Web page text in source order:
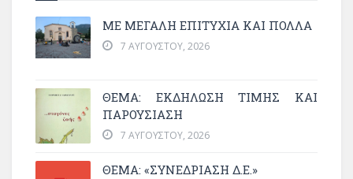
ΜΕ ΜΕΓΆΛΗ ΕΠΙΤΥΧΊΑ ΚΑΙ ΠΟΛΛΆ
7 ΑΥΓΟΎΣΤΟΥ, 2026
ΘΈΜΑ: ΕΚΔΉΛΩΣΗ ΤΙΜΉΣ ΚΑΙ
ΠΑΡΟΥΣΊΑΣΗ
7 ΑΥΓΟΎΣΤΟΥ, 2026
ΘΕΜΑ: «ΣΥΝΕΔΡΊΑΣΗ Δ.Ε.»